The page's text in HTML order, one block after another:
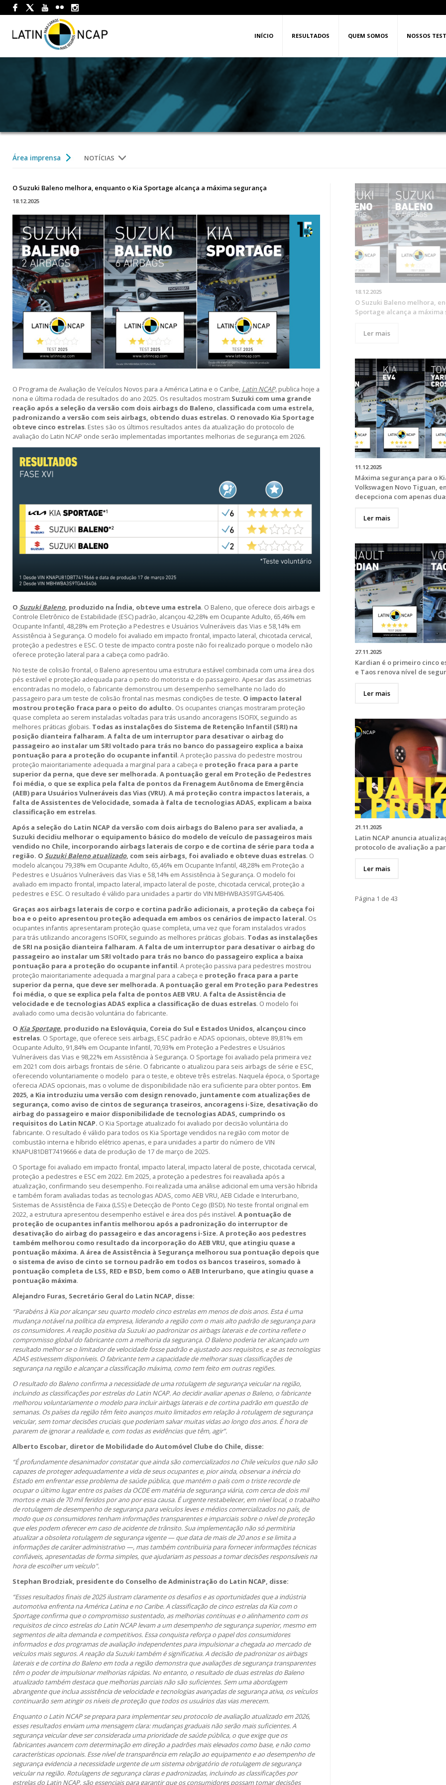
INÍCIO RESULTADOS QUEM SOMOS NOSSOS
Área imprensa NOTÍCIAS
O Suzuki Baleno melhora, enquanto o Kia Sportage alcança a máxima segurança
18.12.2025
O Programa de Avaliação de Veículos Novos para a América Latina e o Caribe, Latin NCAP,publica hoje a
nona e última rodada de resultados do ano 2025. Os resultados mostram Suzuki com uma grande
reação após a seleção da versão com dois airbags do Baleno, classificada com uma estrela,
padronizando a versão com seis airbags, obtendo duas estrelas. O renovado Kia Sportage
obteve cinco estrelas. Estes são os últimos resultados antes da atualização do protocolo de
avaliação do Latin NCAP onde serão implementadas importantes melhorias de segurança em 2026.
O Suzuki Baleno, produzido na Índia, obteve uma estrela. O Baleno, que oferece dois airbags e
Controle Eletrônico de Estabilidade (ESC) padrão, alcançou 42,28% em Ocupante Adulto, 65,46% em
Ocupante Infantil, 48,28% em Proteção a Pedestres e Usuários Vulneráveis das Vias e 58,14% em
Assistência à Segurança. O modelo foi avaliado em impacto frontal, impacto lateral, chicotada cervical,
proteção a pedestres e ESC. O teste de impacto contra poste não foi realizado porque o modelo não
oferece proteção lateral para a cabeça como padrão.
No teste de colisão frontal, o Baleno apresentou uma estrutura estável combinada com uma área dos
pés estável e proteção adequada para o peito do motorista e do passageiro. Apesar das assimetrias
encontradas no modelo, o fabricante demonstrou um desempenho semelhante no lado do
passageiro para um teste de colisão frontal nas mesmas condições de teste. O impacto lateral
mostrou proteção fraca para o peito do adulto. Os ocupantes crianças mostraram proteção
quase completa ao serem instaladas voltadas para trás usando ancoragens ISOFIX, seguindo as
melhores práticas globais. Todas as instalações do Sistema de Retenção Infantil (SRI) na
posição dianteira falharam. A falta de um interruptor para desativar o airbag do
passageiro ao instalar um SRI voltado para trás no banco do passageiro explica a baixa
pontuação para a proteção do ocupante infantil. A proteção passiva do pedestre mostrou
proteção maioritariamente adequada a marginal para a cabeça e proteção fraca para a parte
superior da perna, que deve ser melhorada. A pontuação geral em Proteção de Pedestres
foi média, o que se explica pela falta de pontos da Frenagem Autônoma de Emergência
(AEB) para Usuários Vulneráveis das Vias (VRU). A má proteção contra impactos laterais, a
falta de Assistentes de Velocidade, somada à falta de tecnologias ADAS, explicam a baixa
classificação em estrelas.
Após a seleção do Latin NCAP da versão com dois airbags do Baleno para ser avaliada, a
Suzuki decidiu melhorar o equipamento básico do modelo de veículo de passageiros mais
vendido no Chile, incorporando airbags laterais de corpo e de cortina de série para toda a
região. O Suzuki Baleno atualizado, com seis airbags, foi avaliado e obteve duas estrelas. O
modelo alcançou 79,38% em Ocupante Adulto, 65,46% em Ocupante Infantil, 48,28% em Proteção a
Pedestres e Usuários Vulneráveis das Vias e 58,14% em Assistência à Segurança. O modelo foi
avaliado em impacto frontal, impacto lateral, impacto lateral de poste, chicotada cervical, proteção a
pedestres e ESC. O resultado é válido para unidades a partir do VIN MBHWBA3S9TGA45406.
Graças aos airbags laterais de corpo e cortina padrão adicionais, a proteção da cabeça foi
boa e o peito apresentou proteção adequada em ambos os cenários de impacto lateral. Os
ocupantes infantis apresentaram proteção quase completa, uma vez que foram instalados virados
para trás utilizando ancoragens ISOFIX, seguindo as melhores práticas globais. Todas as instalações
de SRI na posição dianteira falharam. A falta de um interruptor para desativar o airbag do
passageiro ao instalar um SRI voltado para trás no banco do passageiro explica a baixa
pontuação para a proteção do ocupante infantil. A proteção passiva para pedestres mostrou
proteção maioritariamente adequada a marginal para a cabeça e proteção fraca para a parte
superior da perna, que deve ser melhorada. A pontuação geral em Proteção para Pedestres
foi média, o que se explica pela falta de pontos AEB VRU. A falta de Assistência de
velocidade e de tecnologias ADAS explica a classificação de duas estrelas. O modelo foi
avaliado como uma decisão voluntária do fabricante.
O Kia Sportage, produzido na Eslováquia, Coreia do Sul e Estados Unidos, alcançou cinco
estrelas. O Sportage, que oferece seis airbags, ESC padrão e ADAS opcionais, obteve 89,81% em
Ocupante Adulto, 91,84% em Ocupante Infantil, 70,93% em Proteção a Pedestres e Usuários
Vulneráveis das Vias e 98,22% em Assistência à Segurança. O Sportage foi avaliado pela primeira vez
em 2021 com dois airbags frontais de série. O fabricante o atualizou para seis airbags de série e ESC,
oferecendo voluntariamente o modelo para o teste, e obteve três estrelas. Naquela época, o Sportage
oferecia ADAS opcionais, mas o volume de disponibilidade não era suficiente para obter pontos. Em
2025, a Kia introduziu uma versão com design renovado, juntamente com atualizações de
segurança, como aviso de cintos de segurança traseiros, ancoragens i-Size, desativação do
airbag do passageiro e maior disponibilidade de tecnologias ADAS, cumprindo os
requisitos do Latin NCAP. O Kia Sportage atualizado foi avaliado por decisão voluntária do
fabricante. O resultado é válido para todos os Kia Sportage vendidos na região com motor de
combustão interna e híbrido elétrico apenas, e para unidades a partir do número de VIN
KNAPU81DBT7419666 e data de produção de 17 de março de 2025.
O Sportage foi avaliado em impacto frontal, impacto lateral, impacto lateral de poste, chicotada cervical,
proteção a pedestres e ESC em 2022. Em 2025, a proteção a pedestres foi reavaliada após a
atualização, confirmando seu desempenho. Foi realizada uma análise adicional em uma versão híbrida
e também foram avaliadas todas as tecnologias ADAS, como AEB VRU, AEB Cidade e Interurbano,
Sistemas de Assistência de Faixa (LSS) e Detecção de Ponto Cego (BSD). No teste frontal original em
2022, a estrutura apresentou desempenho estável e área dos pés instável. A pontuação de
proteção de ocupantes infantis melhorou após a padronização do interruptor de
desativação do airbag do passageiro e das ancoragens i-Size. A proteção aos pedestres
também melhorou como resultado da incorporação do AEB VRU, que atingiu quase a
pontuação máxima. A área de Assistência à Segurança melhorou sua pontuação depois que
o sistema de aviso de cinto se tornou padrão em todos os bancos traseiros, somado à
pontuação completa de LSS, RED e BSD, bem como o AEB Interurbano, que atingiu quase a
pontuação máxima.
Alejandro Furas, Secretário Geral do Latin NCAP, disse:
“Parabéns à Kia por alcançar seu quarto modelo cinco estrelas em menos de dois anos. Esta é uma
mudança notável na política da empresa, liderando a região com o mais alto padrão de segurança para
os consumidores. A reação positiva da Suzuki ao padronizar os airbags laterais e de cortina reflete o
compromisso global do fabricante com a melhoria da segurança. O Baleno poderia ter alcançado um
resultado melhor se o limitador de velocidade fosse padrão e ajustado aos requisitos, e se as tecnologias
ADAS estivessem disponíveis. O fabricante tem a capacidade de melhorar suas classificações de
segurança na região e alcançar a classificação máxima, como tem feito em outras regiões.
O resultado do Baleno confirma a necessidade de uma rotulagem de segurança veicular na região,
incluindo as classificações por estrelas do Latin NCAP. Ao decidir avaliar apenas o Baleno, o fabricante
melhorou voluntariamente o modelo para incluir airbags laterais e de cortina padrão em questão de
semanas. Os países da região têm feito avanços muito limitados em relação à rotulagem de segurança
veicular, sem tomar decisões cruciais que poderiam salvar muitas vidas ao longo dos anos. É hora de
pararem de ignorar a realidade e, com todas as evidências que têm, agir”.
Alberto Escobar, diretor de Mobilidade do Automóvel Clube do Chile, disse:
“É profundamente desanimador constatar que ainda são comercializados no Chile veículos que não são
capazes de proteger adequadamente a vida de seus ocupantes e, pior ainda, observar a inércia do
Estado em enfrentar esse problema de saúde pública, que mantém o país com o triste recorde de
ocupar o último lugar entre os países da OCDE em matéria de segurança viária, com cerca de dois mil
mortos e mais de 70 mil feridos por ano por essa causa. É urgente restabelecer, em nível local, o trabalho
de rotulagem de desempenho de segurança para veículos leves e médios comercializados no país, de
modo que os consumidores tenham informações transparentes e imparciais sobre o nível de proteção
que eles podem oferecer em caso de acidente de trânsito. Sua implementação não só permitiria
atualizar a obsoleta rotulagem de segurança vigente — que data de mais de 20 anos e se limita a
informações de caráter administrativo —, mas também contribuiria para fornecer informações técnicas
confiáveis, apresentadas de forma simples, que ajudariam as pessoas a tomar decisões responsáveis na
hora de escolher um veículo".
Stephan Brodziak, presidente do Conselho de Administração do Latin NCAP, disse:
“Esses resultados finais de 2025 ilustram claramente os desafios e as oportunidades que a indústria
automotiva enfrenta na América Latina e no Caribe. A classificação de cinco estrelas da Kia com o
Sportage confirma que o compromisso sustentado, as melhorias contínuas e o alinhamento com os
requisitos de cinco estrelas do Latin NCAP levam a um desempenho de segurança superior, mesmo em
segmentos de alta demanda e competitivos. Essa conquista reforça o papel dos consumidores
informados e dos programas de avaliação independentes para impulsionar a chegada ao mercado de
veículos mais seguros. A reação da Suzuki também é significativa. A decisão de padronizar os airbags
laterais e de cortina do Baleno em toda a região demonstra que avaliações de segurança transparentes
têm o poder de impulsionar melhorias rápidas. No entanto, o resultado de duas estrelas do Baleno
atualizado também destaca que melhorias parciais não são suficientes. Sem uma abordagem
abrangente que inclua assistência de velocidade e tecnologias avançadas de segurança ativa, os veículos
continuarão sem atingir os níveis de proteção que todos os usuários das vias merecem.
Enquanto o Latin NCAP se prepara para implementar seu protocolo de avaliação atualizado em 2026,
esses resultados enviam uma mensagem clara: mudanças graduais não serão mais suficientes. A
segurança veicular deve ser considerada uma prioridade de saúde pública, o que exige que os
fabricantes avancem com determinação em direção a padrões mais elevados como base, e não como
características opcionais. Esse nível de transparência em relação ao equipamento e ao desempenho de
segurança evidencia a necessidade urgente de um sistema obrigatório de rotulagem de segurança
veicular na região. Rotulagens de segurança claras e padronizadas, incluindo as classificações por
estrelas do Latin NCAP, são essenciais para garantir que os consumidores possam tomar decisões
18.12.2025
O Suzuki Baleno melhora,
Sportage alcança a máxima
Ler mais
11.12.2025
Máxima segurança para o
Volkswagen Novo Tiguan,
decepciona com apenas
Ler mais
27.11.2025
Kardian é o primeiro cinco
e Taos renova nível de
Ler mais
21.11.2025
Latin NCAP anuncia
protocolo de avaliação a
Ler mais
Página 1 de 43